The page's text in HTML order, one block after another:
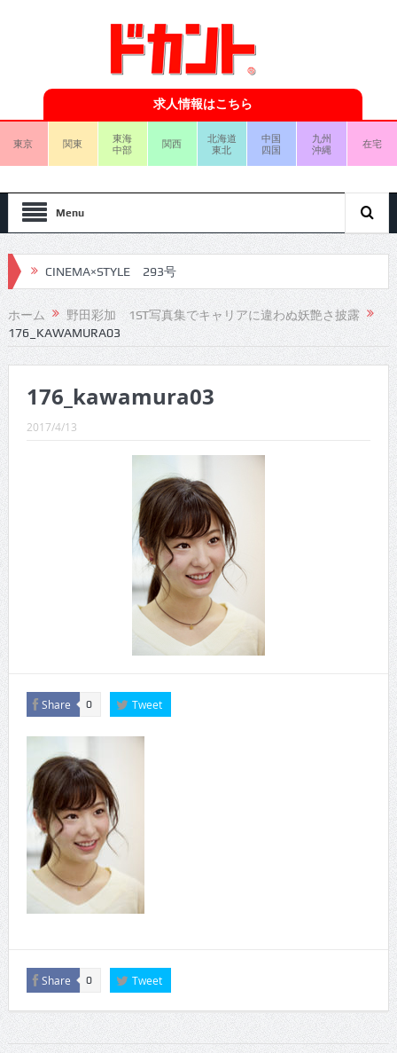
求人情報はこちら
東京 関東
東海
中部
関西
北海道
東北
中国
四国
九州
沖縄
在宅
Menu
CINEMA×STYLE 293号
CINEMA×STYLE 292号
CINEMA×STYLE 291号
CINEMA×STYLE 289号
CINEMA×STYLE 287号
CINEMA×STYLE 286号
CINEMA×STYLE 285号
CINEMA×STYLE 294号
ホーム
野田彩加 1ST写真集でキャリアに違わぬ妖艶さ披露
176_KAWAMURA03
176_kawamura03
2017/4/13
Share 0 Tweet
Share 0 Tweet